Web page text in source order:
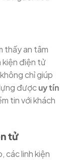
thấy an tâm
kiện điện tử
chỉ giúp
đượcuy tín
tin với khách
tử
các linh kiện